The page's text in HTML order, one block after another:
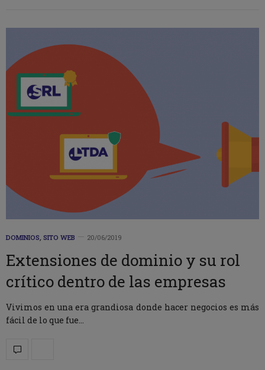
DOMINIOS, SITO WEB 20/06/2019
Extensiones de dominio y su rol
crítico dentro de las empresas
Vivimos en una era grandiosa donde hacer negocios es más
fácil de lo que fue…